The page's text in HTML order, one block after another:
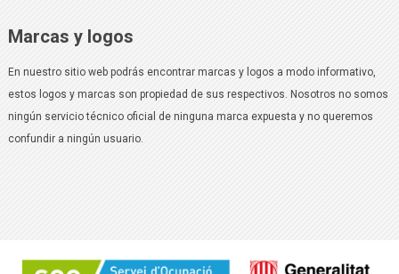
Marcas y logos
En nuestro sitio web podrás encontrar marcas y logos a modo informativo,
estos logos y marcas son propiedad de sus respectivos. Nosotros no somos
ningún servicio técnico oficial de ninguna marca expuesta y no queremos
confundir a ningún usuario.